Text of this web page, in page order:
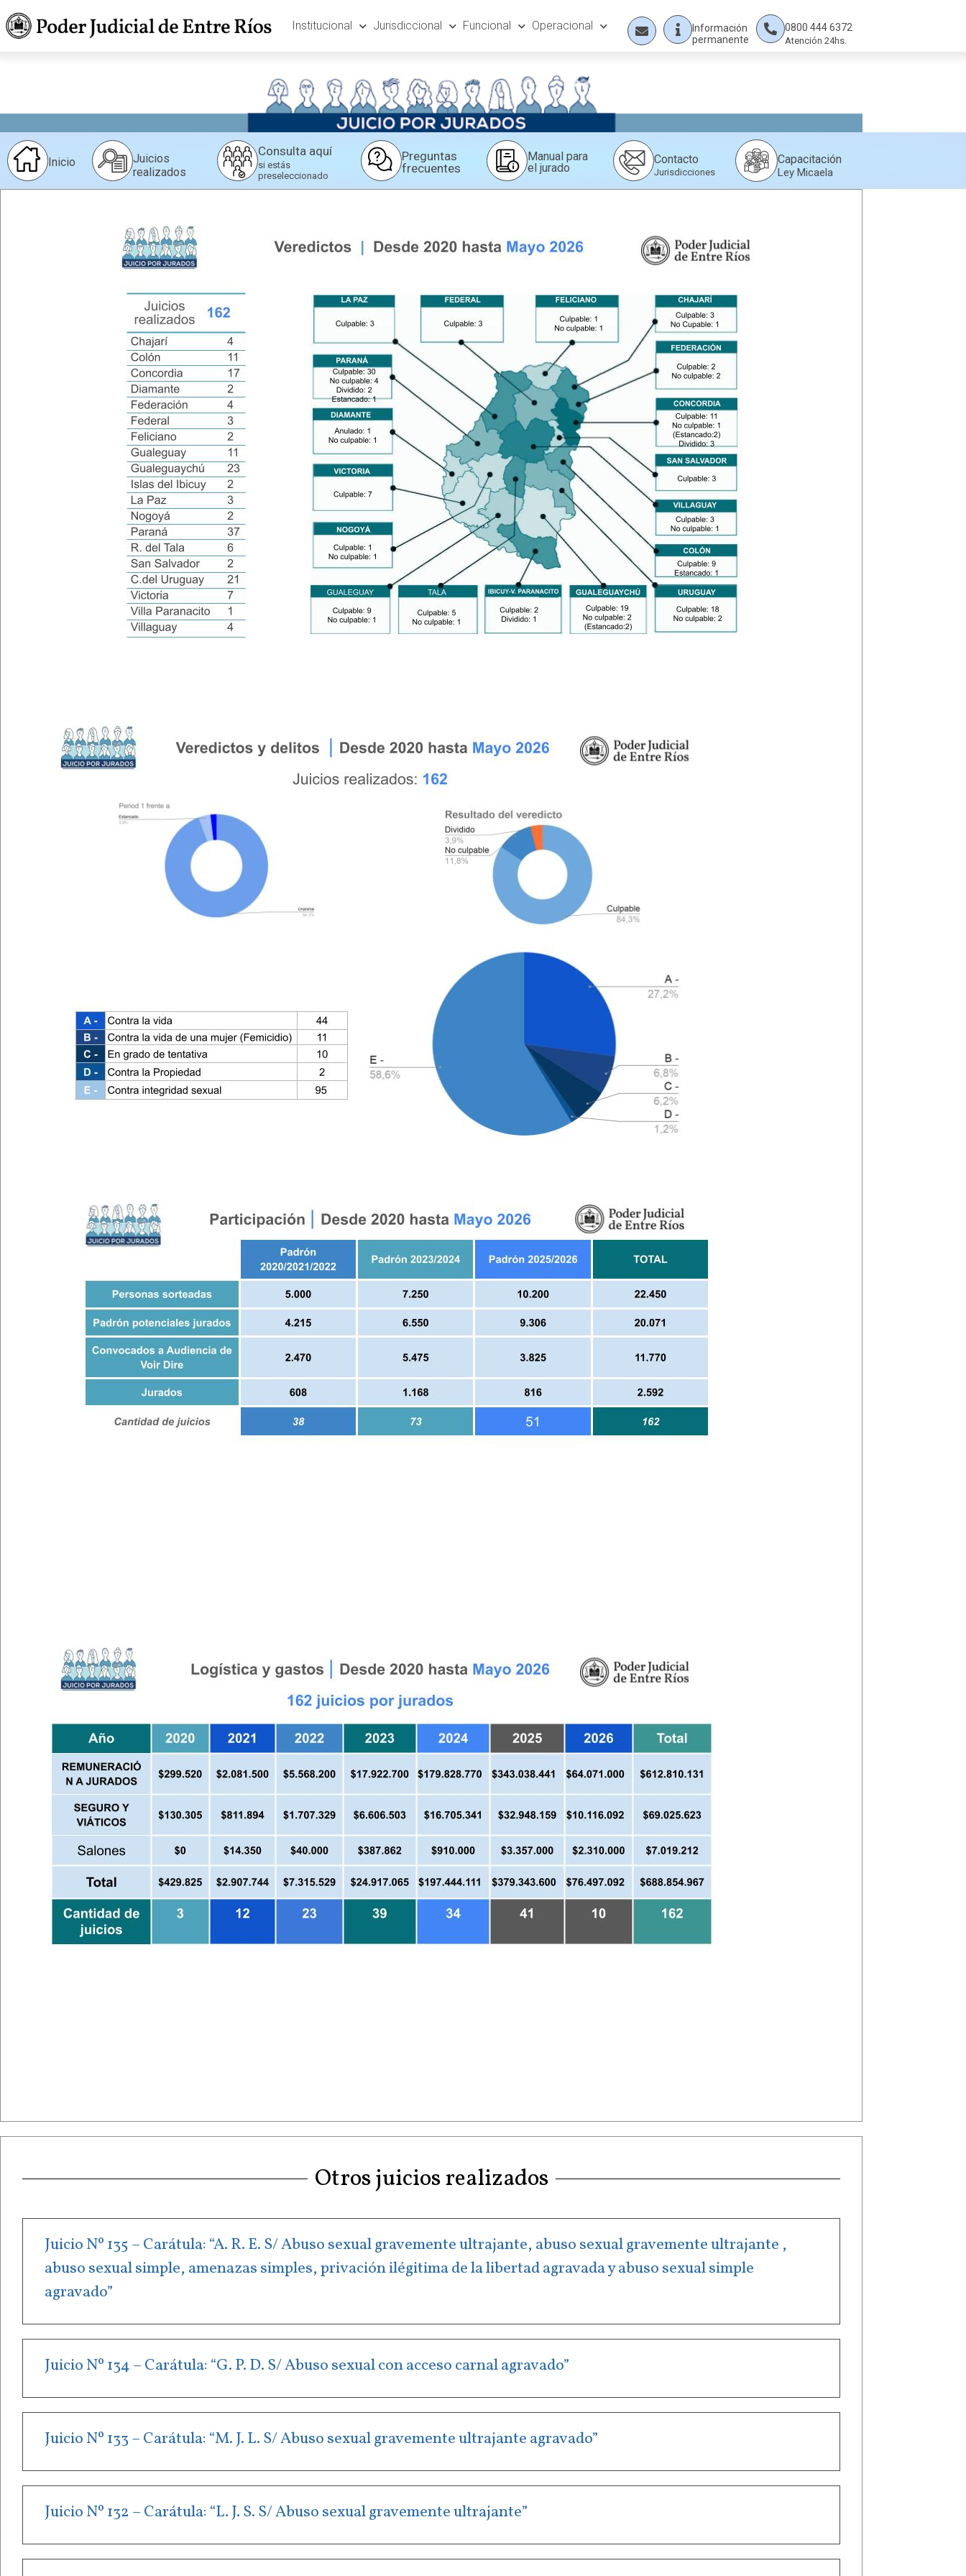
Institucional Jurisdiccional Funcional Operacional
Información
permanente
0800 444 6372
Atención 24hs.
Inicio
Juicios
realizados
Consulta aquí
si estás
preseleccionado
Preguntas
frecuentes
Manual para
el jurado
Contacto
Jurisdicciones
Capacitación
Ley Micaela
Otros juicios realizados
Juicio Nº 135 – Carátula: “A. R. E. S/ Abuso sexual gravemente ultrajante, abuso sexual gravemente ultrajante ,
abuso sexual simple, amenazas simples, privación ilégitima de la libertad agravada y abuso sexual simple
agravado”
Juicio Nº 134 – Carátula: “G. P. D. S/ Abuso sexual con acceso carnal agravado”
Juicio Nº 133 – Carátula: “M. J. L. S/ Abuso sexual gravemente ultrajante agravado”
Juicio Nº 132 – Carátula: “L. J. S. S/ Abuso sexual gravemente ultrajante”